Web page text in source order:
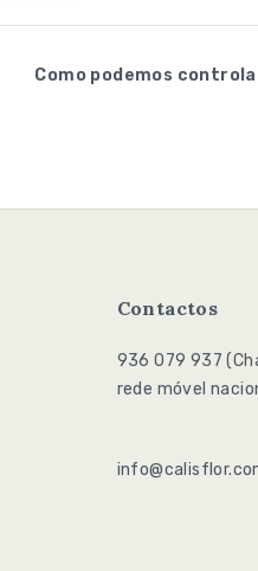
Como podemos
Contactos
936 079 937
rede móvel